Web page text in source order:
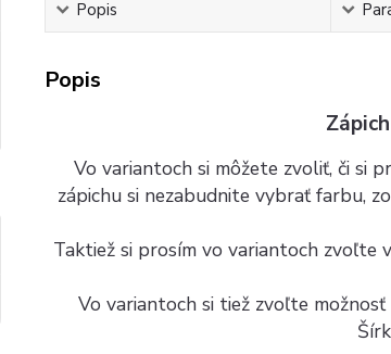
Popis
Popis
Vo variantoch si môžete zvoliť, či si
zápichu si nezabudnite vybrať farbu,
Taktiež si prosím vo variantoch zvoľte
Vo variantoch si tiež zvoľte